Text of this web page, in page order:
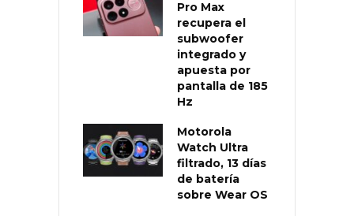
Pro Max
recupera el
subwoofer
integrado y
apuesta por
pantalla de 185
Hz
Motorola
Watch Ultra
filtrado, 13 días
de batería
sobre Wear OS